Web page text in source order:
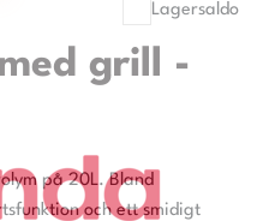
Lagersaldo
grill -
på 20L. Bland
och ett smidigt